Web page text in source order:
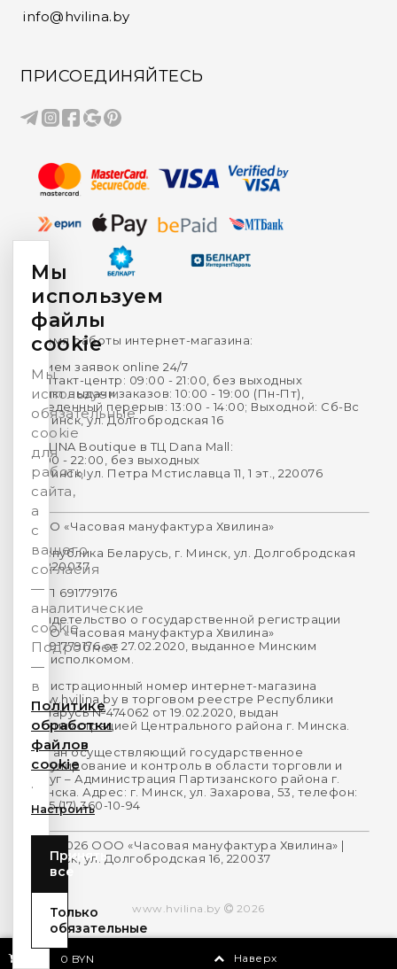
info@hvilina.by
ПРИСОЕДИНЯЙТЕСЬ
Время работы интернет-магазина:
Прием заявок online 24/7
Контакт-центр: 09:00 - 21:00, без выходных
Пункт выдачи заказов: 10:00 - 19:00 (Пн-Пт),
Обеденный перерыв: 13:00 - 14:00; Выходной: Сб-Вс
г. Минск, ул. Долгобродская 16
HVILINA Boutique в ТЦ Dana Mall:
10:00 - 22:00, без выходных
г. Минск, ул. Петра Мстиславца 11, 1 эт., 220076
ООО «Часовая мануфактура Хвилина»
Республика Беларусь, г. Минск, ул. Долгобродская
16, 220037
УНП 691779176
Свидетельство о государственной регистрации
ООО «Часовая мануфактура Хвилина»
№691779176 от 27.02.2020, выданное Минским
горисполкомом.
Регистрационный номер интернет-магазина
www.hvilina.by в торговом реестре Республики
Беларусь №474062 от 19.02.2020, выдан
Администрацией Центрального района г. Минска.
Орган осуществляющий государственное
регулирование и контроль в области торговли и
услуг – Администрация Партизанского района г.
Минска. Адрес: г. Минск, ул. Захарова, 53, телефон:
+375 (17) 360-10-94
2014-2026 ООО «Часовая мануфактура Хвилина» |
г.Минск, ул. Долгобродская 16, 220037
www.hvilina.by 2026
0 BYN Наверх
Мы
используем
файлы
cookie
Мы
используем
обязательные
cookie
для
работы
сайта,
а
с
вашего
согласия
—
аналитические
cookie.
Подробнее
—
в
Политике
обработки
файлов
cookie
.
Настроить
Принять
все
Только
обязательные